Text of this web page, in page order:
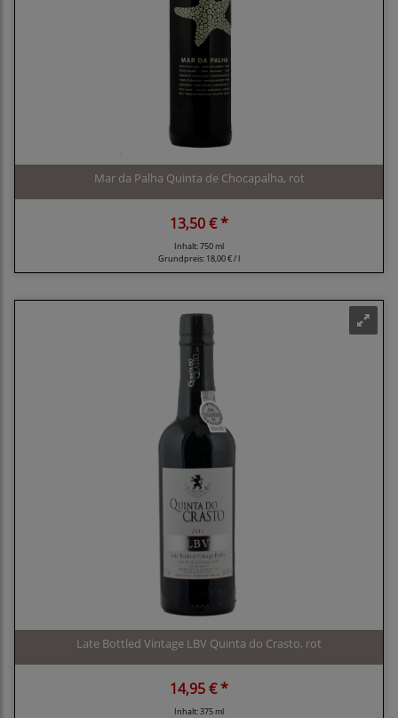
Mar da Palha Quinta de Chocapalha, rot
13,50 € *
Inhalt: 750 ml
Grundpreis: 18,00 € / l
Late Bottled Vintage LBV Quinta do Crasto, rot
14,95 € *
Inhalt: 375 ml